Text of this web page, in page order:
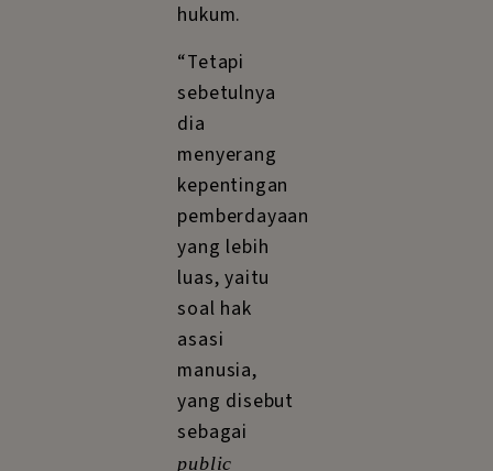
hukum.
“Tetapi
sebetulnya
dia
menyerang
kepentingan
pemberdayaan
yang lebih
luas, yaitu
soal hak
asasi
manusia,
yang disebut
sebagai
public